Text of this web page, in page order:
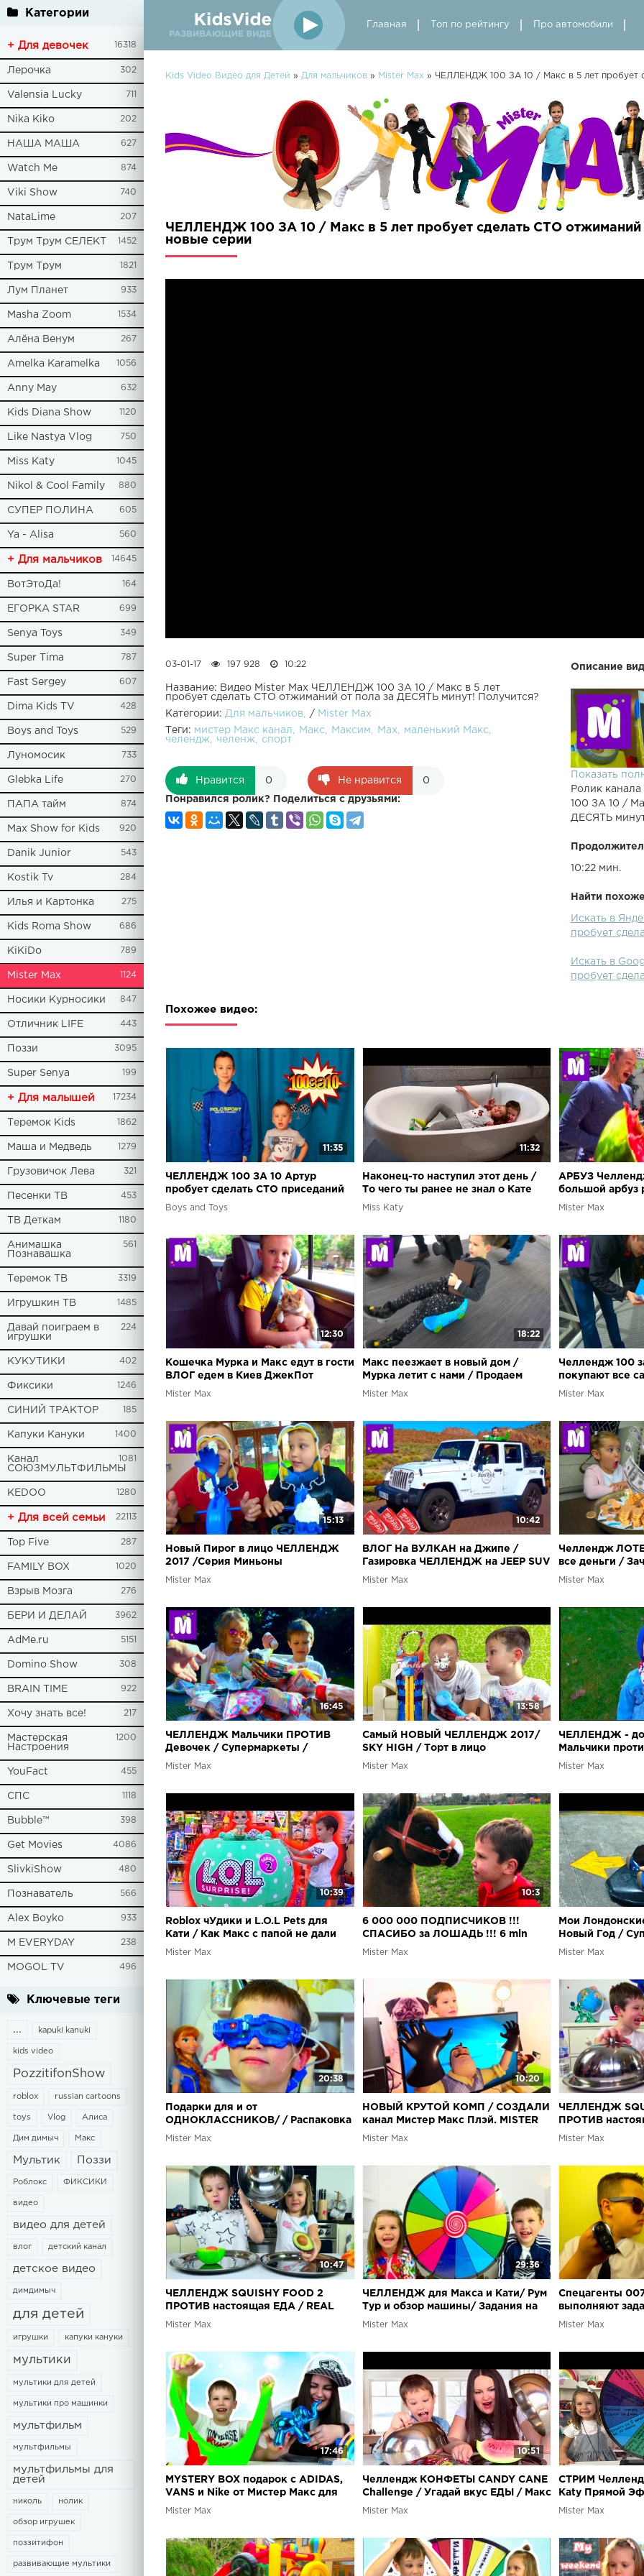
Категории
+ Для девочек 16318
Лерочка 302
Valensia Lucky 711
Nika Kiko 202
НАША МАША 627
Watch Me 874
Viki Show 740
NataLime 207
Трум Трум СЕЛЕКТ 1452
Трум Трум 1821
Лум Планет 933
Masha Zoom 1534
Алёна Венум 267
Amelka Karamelka 1056
Anny May 632
Kids Diana Show 1120
Like Nastya Vlog 750
Miss Katy 1045
Nikol & Cool Family 880
СУПЕР ПОЛИНА 605
Ya - Alisa 560
+ Для мальчиков 14645
ВотЭтоДа! 164
ЕГОРКА STAR 699
Senya Toys 349
Super Tima 787
Fast Sergey 607
Dima Kids TV 428
Boys and Toys 529
Луномосик 733
Glebka Life 270
ПАПА тайм 874
Max Show for Kids 920
Danik Junior 543
Kostik Tv 284
Илья и Картонка 275
Kids Roma Show 686
KiKiDo 789
Mister Max 1124
Носики Курносики 847
Отличник LIFE 443
Поззи 3095
Super Senya 199
+ Для малышей 17234
Теремок Kids 1862
Маша и Медведь 1279
Грузовичок Лева 321
Песенки ТВ 453
ТВ Деткам 1180
Анимашка
Познавашка
561
Теремок ТВ 3319
Игрушкин ТВ 1485
Давай поиграем в
игрушки
224
КУКУТИКИ 402
Фиксики 1246
СИНИЙ ТРАКТОР 185
Капуки Кануки 1400
Канал
СОЮЗМУЛЬТФИЛЬМЫ
1081
KEDOO 1280
+ Для всей семьи 22113
Top Five 287
FAMILY BOX 1020
Взрыв Мозга 276
БЕРИ И ДЕЛАЙ 3962
AdMe.ru 5151
Domino Show 308
BRAIN TIME 922
Хочу знать все! 217
Мастерская
Настроения
1200
YouFact 455
СПС 1118
Bubble™ 398
Get Movies 4086
SlivkiShow 480
Познаватель 566
Alex Boyko 933
M EVERYDAY 238
MOGOL TV 496
Ключевые теги
... kapuki kanuki
kids video
PozzitifonShow
roblox russian cartoons
toys Vlog Алиса
Дим димыч Макс
Мультик Поззи
Роблокс ФИКСИКИ
видео
видео для детей
влог детский канал
детское видео
димдимыч
для детей
игрушки капуки кануки
мультики
мультики для детей
мультики про машинки
мультфильм
мультфильмы
мультфильмы для
детей
николь нолик
обзор игрушек
поззитифон
развивающие мультики
Главная Топ по рейтингу Про автомобили
Kids Video Видео для Детей » Для мальчиков » Mister Max » ЧЕЛЛЕНДЖ 100 ЗА 10 / Макс в 5 лет пробует
ЧЕЛЛЕНДЖ 100 ЗА 10 / Макс в 5 лет пробует сделать СТО отжиманий
новые серии
Описание
Все Видео
Ставьте
Показать
Ролик канала
100 ЗА 10 /
ДЕСЯТЬ
10:22 мин.
Найти
Искать в
пробует
Искать в
пробует
03-01-17 197 928 10:22
Название: Видео Mister Max ЧЕЛЛЕНДЖ 100 ЗА 10 / Макс в 5 лет
пробует сделать СТО отжиманий от пола за ДЕСЯТЬ минут! Получится?
Категории: Для мальчиков /
Mister Max
Теги: мистер Макс канал Макс Максим Max
маленький Макс
челендж
челенж спорт
Нравится 0 Не нравится 0
Понравился ролик? Поделиться с друзьями:
Похожее видео:
11:35
ЧЕЛЛЕНДЖ 100 ЗА 10 Артур
пробует сделать СТО приседаний
за ДЕСЯТЬ минут Получится?
Boys and Toys
11:32
Наконец-то наступил этот день /
То чего ты ранее не знал о Кате
Miss Katy / Челлендж 2 факта о
Miss Katy
АРБУЗ
большой арбуз
Mister Max
12:30
Кошечка Мурка и Макс едут в гости
ВЛОГ едем в Киев ДжекПот
ЧЕЛЛЕНДЖ и Пушка - Пердушка
Mister Max
18:22
Макс пеезжает в новый дом /
Мурка летит с нами / Продаем
папину машину
Mister Max
Челлендж 100
покупают все
Девочки против
Mister Max
15:13
Новый Пирог в лицо ЧЕЛЛЕНДЖ
2017 /Серия Миньоны
Mister Max
10:42
ВЛОГ На ВУЛКАН на Джипе /
Газировка ЧЕЛЛЕНДЖ на JEEP SUV
Mister Max
Челлендж
все деньги /
микрофон?
Mister Max
16:45
ЧЕЛЛЕНДЖ Мальчики ПРОТИВ
Девочек / Супермаркеты /
Японская VS Корейская еда
Mister Max
13:58
Самый НОВЫЙ ЧЕЛЛЕНДЖ 2017/
SKY HIGH / Торт в лицо
CHALLENGE
Mister Max
ЧЕЛЛЕНДЖ -
Мальчики
Подписчики у
Mister Max
10:39
Roblox чУдики и L.O.L Pets для
Кати / Как Макс с папой не дали
себе скучать / РАСПАКОВКА /
Mister Max
10:3
6 000 000 ПОДПИСЧИКОВ !!!
СПАСИБО за ЛОШАДЬ !!! 6 mln
Subscribers
Mister Max
Мои
Новый Год /
Баскетбол для
Mister Max
20:38
Подарки для и от
ОДНОКЛАССНИКОВ/ / Распаковка
игрушек/ Unboxing toys and
Mister Max
10:20
НОВЫЙ КРУТОЙ КОМП / СОЗДАЛИ
канал Мистер Макс Плэй. MISTER
MAX PLAY/ Золотая кнопка
Mister Max
ЧЕЛЛЕНДЖ
ПРОТИВ
FOOD vs
Mister Max
10:47
ЧЕЛЛЕНДЖ SQUISHY FOOD 2
ПРОТИВ настоящая ЕДА / REAL
FOOD vs squishy toys CHALLENGE!
Mister Max
29:36
ЧЕЛЛЕНДЖ для Макса и Кати/ Рум
Тур и обзор машины/ Задания на
украинском языке / Challenge
Mister Max
Спецагенты
выполняют
отеле Radisson
Mister Max
17:46
MYSTERY BOX подарок с ADIDAS,
VANS и Nike от Мистер Макс для
Люды / Surprise toys
Mister Max
10:51
Челлендж КОНФЕТЫ CANDY CANE
Challenge / Угадай вкус ЕДЫ / Макс
против Люды CANDY VS REAL
Mister Max
СТРИМ
Katy Прямой
Mister Max